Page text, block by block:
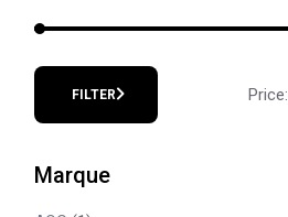
price
price
FILTER Price:
Marque